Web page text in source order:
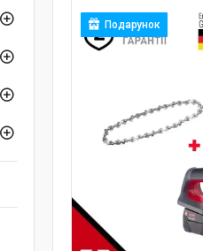
Подарунок